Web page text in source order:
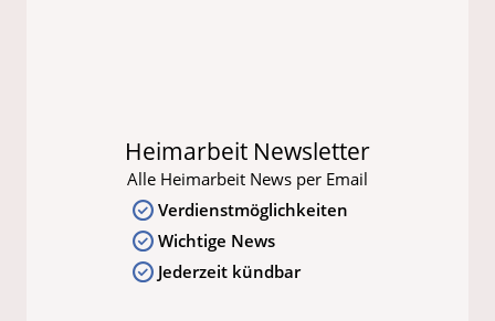
Heimarbeit Newsletter
Alle Heimarbeit News per Email
Verdienstmöglichkeiten
Wichtige News
Jederzeit kündbar